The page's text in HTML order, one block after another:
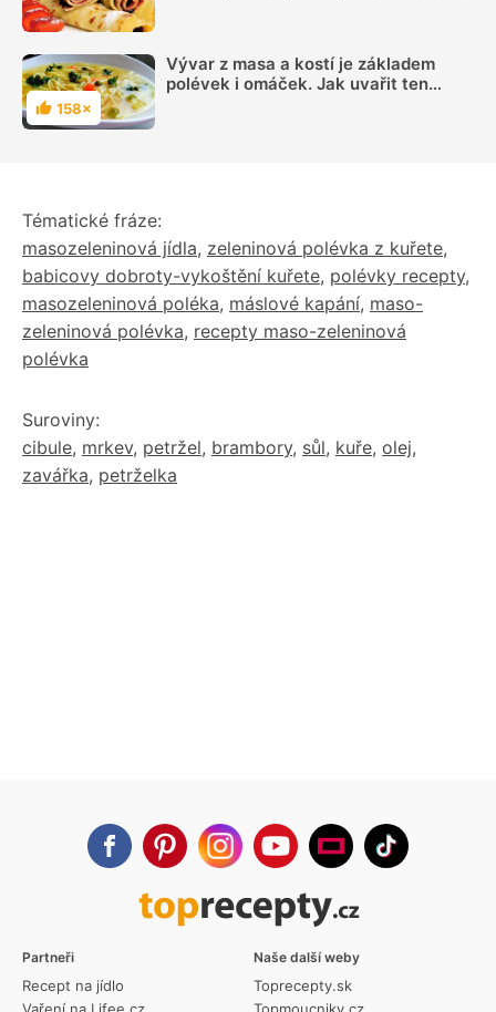
Hodnocení
158×
Vývar z masa a kostí je základem
polévek i omáček. Jak uvařit ten
Tématické fráze:
masozeleninová jídla, zeleninová polévka z kuřete,
babicovy dobroty-vykoštění kuřete, polévky recepty,
masozeleninová poléka, máslové kapání, maso-
zeleninová polévka, recepty maso-zeleninová
polévka
Suroviny:
cibule, mrkev, petržel, brambory, sůl, kuře, olej,
zavářka, petrželka
Partneři
Recept na jídlo
Vaření na Lifee.cz
Naše další weby
Toprecepty.sk
Topmoucniky.cz